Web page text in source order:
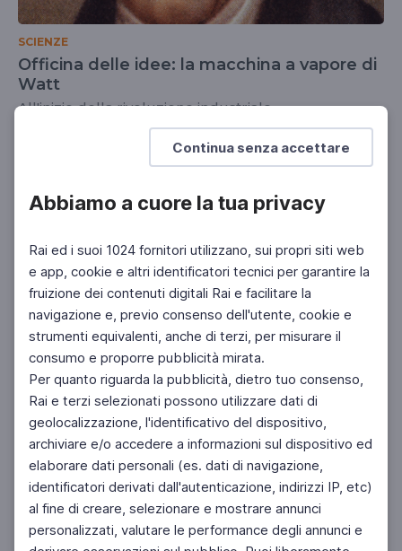
Continua senza accettare
Abbiamo a cuore la tua privacy
Rai ed i suoi 1024 fornitori utilizzano, sui propri siti web
e app, cookie e altri identificatori tecnici per garantire la
fruizione dei contenuti digitali Rai e facilitare la
navigazione e, previo consenso dell'utente, cookie e
strumenti equivalenti, anche di terzi, per misurare il
consumo e proporre pubblicità mirata.
Per quanto riguarda la pubblicità, dietro tuo consenso,
Rai e terzi selezionati possono utilizzare dati di
geolocalizzazione, l'identificativo del dispositivo,
archiviare e/o accedere a informazioni sul dispositivo ed
elaborare dati personali (es. dati di navigazione,
identificatori derivati dall'autenticazione, indirizzi IP, etc)
al fine di creare, selezionare e mostrare annunci
personalizzati, valutare le performance degli annunci e
SCIENZE
Officina delle idee: la macchina a vapore di
Watt
All'inizio della rivoluzione industriale